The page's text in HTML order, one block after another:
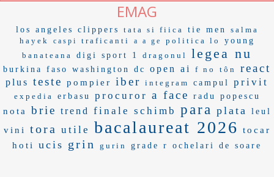
EMAG
los angeles clippers tata si fiica tie men
salma
hayek
caspi traficanti a a ge politica lo
young
banateana
digi sport 1 dragonul legea nu
burkina faso washington dc open ai f no tôn react
plus teste pompier iber integram campul privit
expedia erbasu procuror a face radu popescu
nota brie trend finale schimb para plata leul
vini tora utile bacalaureat 2026
tocar
hoti
ucis grin gurin grade r ochelari de soare